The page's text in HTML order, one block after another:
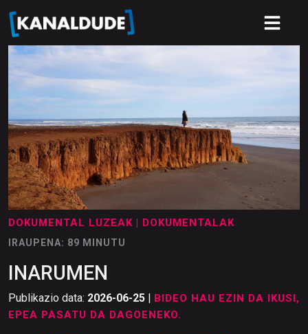
DOKUMENTAL LUZEAK | DOKUMENTALAK
IRAUPENA: 89 MINUTU
INARUMEN
Publikazio data: 2026-06-25 | BIDEO HAU EZIN DA IKUSI,
EPEA PASATU DA DAGOENEKO.